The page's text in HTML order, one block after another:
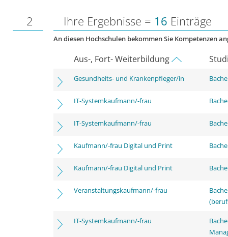
2 Ihre Ergebnisse = 16 Einträge
An diesen Hochschulen bekommen Sie Kompetenzen
Aus-, Fort- Weiterbildung
Gesundheits- und Krankenpfleger/in
IT-Systemkaufmann/-frau
IT-Systemkaufmann/-frau
Kaufmann/-frau Digital und Print
Kaufmann/-frau Digital und Print
Veranstaltungskaufmann/-frau
IT-Systemkaufmann/-frau